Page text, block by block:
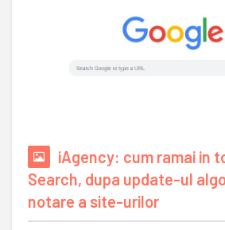
iAgency: cum ramai in
Search, dupa update-ul
notare a site-urilor